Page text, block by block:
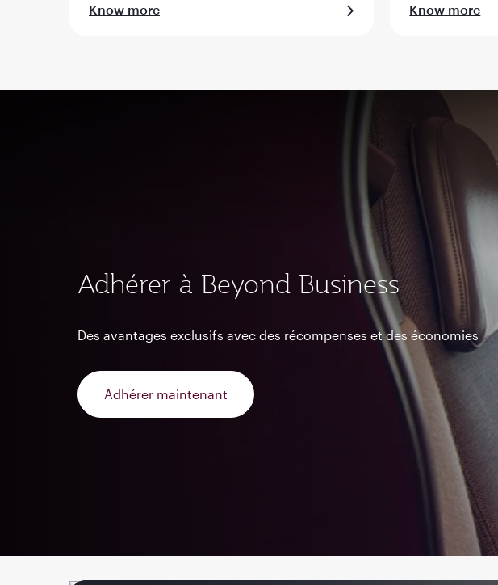
Know more Know more
Adhérer à Beyond Business
Des avantages exclusifs avec des récompenses et des économies
Adhérer maintenant